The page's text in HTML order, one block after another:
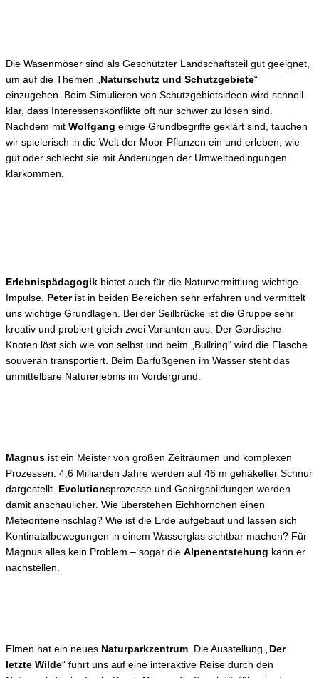
Die Wasenmöser sind als Geschützter Landschaftsteil gut geeignet,
um auf die Themen „ Naturschutz und Schutzgebiete“
einzugehen. Beim Simulieren von Schutzgebietsideen wird schnell
klar, dass Interessenskonflikte oft nur schwer zu lösen sind.
Nachdem mit Wolfgang einige Grundbegriffe geklärt sind, tauchen
wir spielerisch in die Welt der Moor-Pflanzen ein und erleben, wie
gut oder schlecht sie mit Änderungen der Umweltbedingungen
klarkommen.
Erlebnispädagogik bietet auch für die Naturvermittlung wichtige
Impulse. Peterist in beiden Bereichen sehr erfahren und vermittelt
uns wichtige Grundlagen. Bei der Seilbrücke ist die Gruppe sehr
kreativ und probiert gleich zwei Varianten aus. Der Gordische
Knoten löst sich wie von selbst und beim „Bullring“ wird die Flasche
souverän transportiert. Beim Barfußgenen im Wasser steht das
unmittelbare Naturerlebnis im Vordergrund.
Magnus ist ein Meister von großen Zeiträumen und komplexen
Prozessen. 4,6 Milliarden Jahre werden auf 46 m gehäkelter Schnur
dargestellt. Evolutionsprozesse und Gebirgsbildungen werden
damit anschaulicher. Wie überstehen Eichhörnchen einen
Meteoriteneinschlag? Wie ist die Erde aufgebaut und lassen sich
Kontinatalbewegungen in einem Wasserglas sichtbar machen? Für
Magnus alles kein Problem – sogar die Alpenentstehung kann er
nachstellen.
Elmen hat ein neues Naturparkzentrum . Die Ausstellung „ Der
letzte Wilde“ führt uns auf eine interaktive Reise durch den